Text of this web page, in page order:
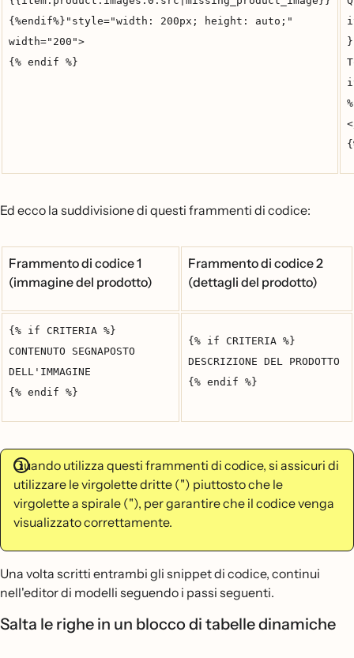
{%endif%}"style="width: 200px; height: auto;"
width="200">
{% endif %}
Ed ecco la suddivisione di questi frammenti di codice:
Frammento di codice 1
(immagine del prodotto)
Frammento di codice 2
(dettagli del prodotto)
{% if CRITERIA %}
CONTENUTO SEGNAPOSTO
DELL'IMMAGINE
{% endif %}
{% if CRITERIA %}
DESCRIZIONE DEL PRODOTTO
{% endif %}
Quando utilizza questi frammenti di codice, si assicuri di
utilizzare le virgolette dritte (") piuttosto che le
virgolette a spirale ("), per garantire che il codice venga
visualizzato correttamente.
Una volta scritti entrambi gli snippet di codice, continui
nell'editor di modelli seguendo i passi seguenti.
Salta le righe in un blocco di tabelle dinamiche